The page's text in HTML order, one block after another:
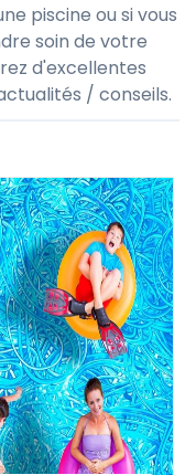
piscine ou si vous
soin de votre
d'excellentes
/ conseils.